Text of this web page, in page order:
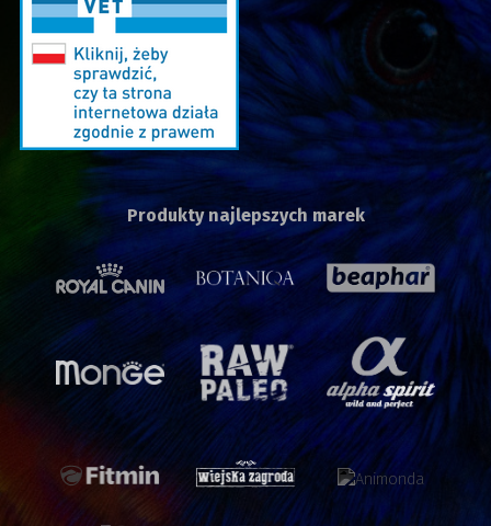
Produkty najlepszych marek